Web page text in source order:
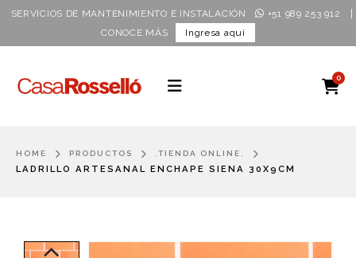
SERVICIOS DE MANTENIMIENTO E INSTALACIÓN +51 989 253 912
CONOCE MÁS Ingresa aquí
0
HOME PRODUCTOS .TIENDA ONLINE.
LADRILLO ARTESANAL ENCHAPE SIENA 30X9CM